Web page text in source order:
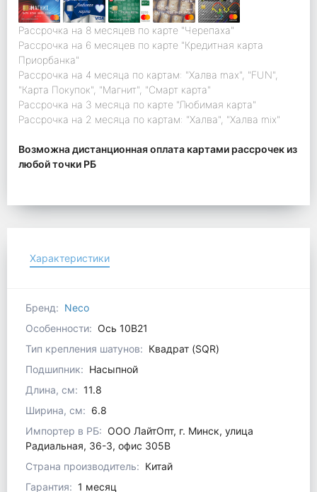
Рассрочка на 8 месяцев по карте "Черепаха"
Рассрочка на 6 месяцев по карте "Кредитная карта
Приорбанка"
Рассрочка на 4 месяца по картам: "Халва max", "FUN",
"Карта Покупок", "Магнит", "Смарт карта"
Рассрочка на 3 месяца по карте "Любимая карта"
Рассрочка на 2 месяца по картам: "Халва", "Халва mix"
Возможна дистанционная оплата картами рассрочек из
любой точки РБ
Характеристики
Бренд: Neco
Особенности: Ось 10В21
Тип крепления шатунов: Квадрат (SQR)
Подшипник: Насыпной
Длина, см: 11.8
Ширина, см: 6.8
Импортер в РБ: ООО ЛайтОпт, г. Минск, улица
Радиальная, 36-3, офис 305В
Страна производитель: Китай
Гарантия: 1 месяц